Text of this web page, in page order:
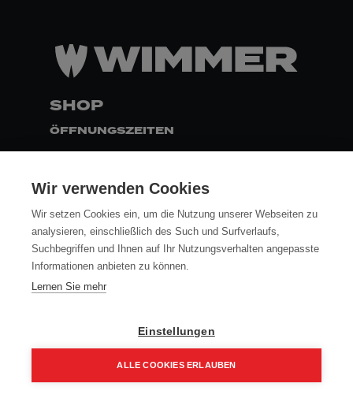
SHOP
ÖFFNUNGSZEITEN
FOLLOW
DATENSCHUTZ
IMPRESSUM
Wir verwenden Cookies
Wir setzen Cookies ein, um die Nutzung unserer Webseiten zu
analysieren, einschließlich des Such und Surfverlaufs,
Suchbegriffen und Ihnen auf Ihr Nutzungsverhalten angepasste
Informationen anbieten zu können.
Lernen Sie mehr
Einstellungen
ALLE COOKIES ERLAUBEN